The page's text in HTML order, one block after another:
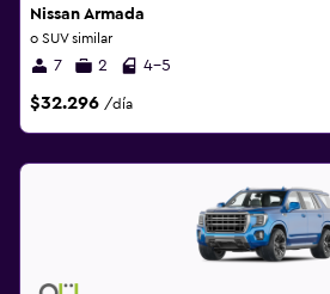
Nissan Armada
o SUV similar
7 2 4-5
$32.296 /día